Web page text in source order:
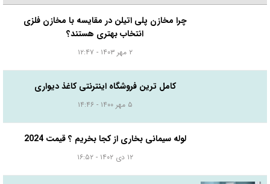
چرا مخازن پلی اتیلن در مقایسه با مخازن فلزی
انتخاب بهتری هستند؟
کامل ترین فروشگاه اینترنتی کاغذ دیواری
لوله سیمانی بخاری از کجا بخریم ؟ قیمت 2024
۱۲ دی ۱۴۰۲ - ۱۶:۵۲